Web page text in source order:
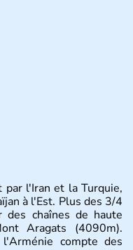
l'Iran et la Turquie,
à l'Est. Plus des 3/4
chaînes de haute
Aragats (4090m).
compte des